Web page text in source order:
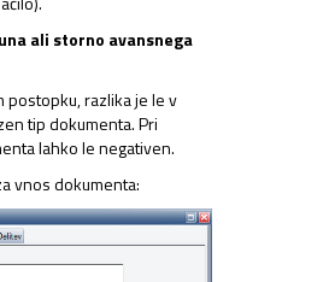
ali storno avansnega
razlika je le v
tip dokumenta. Pri
lahko le negativen.
vnos dokumenta: